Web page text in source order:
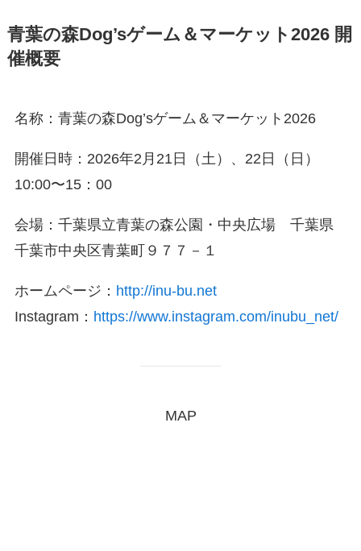
青葉の森Dog’sゲーム＆マーケット2026 開
催概要
名称：青葉の森Dog’sゲーム＆マーケット2026
開催日時：2026年2月21日（土）、22日（日）
10:00〜15：00
会場：千葉県立青葉の森公園・中央広場 千葉県
千葉市中央区青葉町９７７－１
ホームページ： http://inu-bu.net
Instagram： https://www.instagram.com/inubu_net/
MAP